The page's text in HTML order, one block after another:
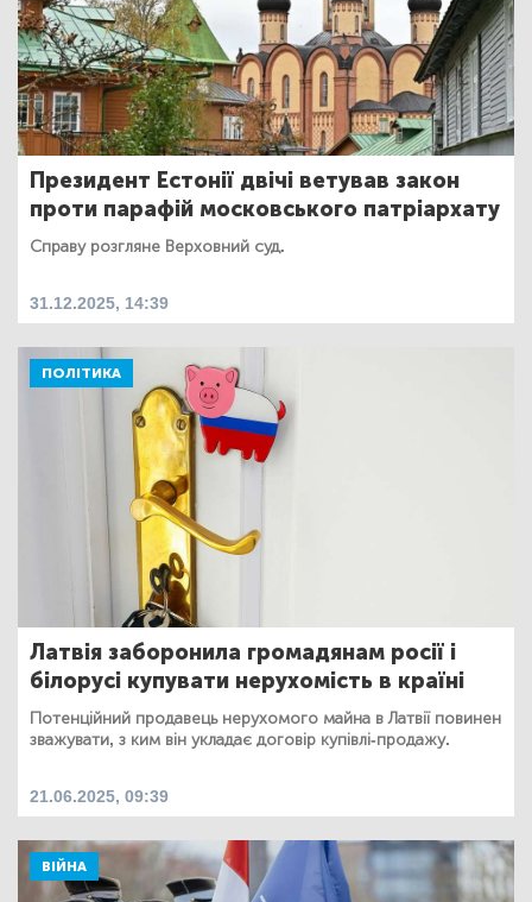
Президент Естонії двічі ветував закон
проти парафій московського патріархату
Справу розгляне Верховний суд.
31.12.2025, 14:39
ПОЛІТИКА
Латвія заборонила громадянам росії і
білорусі купувати нерухомість в країні
Потенційний продавець нерухомого майна в Латвії повинен
зважувати, з ким він укладає договір купівлі-продажу.
21.06.2025, 09:39
ВІЙНА